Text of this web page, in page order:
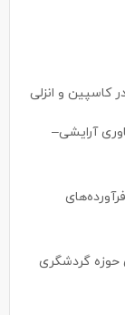
آرایشی–
گردشگری